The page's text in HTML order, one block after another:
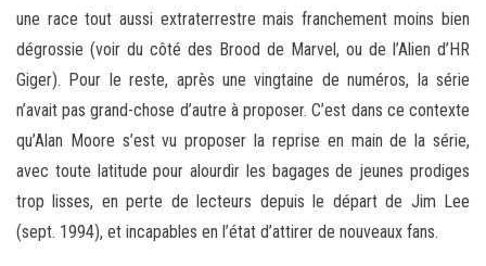
une race tout aussi extraterrestre mais franchement moins bien
dégrossie (voir du côté des Brood de Marvel, ou de l’Alien d’HR
Giger). Pour le reste, après une vingtaine de numéros, la série
n’avait pas grand-chose d’autre à proposer. C’est dans ce contexte
qu’Alan Moore s’est vu proposer la reprise en main de la série,
avec toute latitude pour alourdir les bagages de jeunes prodiges
trop lisses, en perte de lecteurs depuis le départ de Jim Lee
(sept. 1994), et incapables en l’état d’attirer de nouveaux fans.